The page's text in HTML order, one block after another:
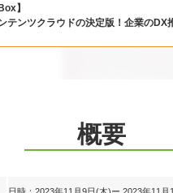
】
テンツクラウドの決定版！企業のDX
概要